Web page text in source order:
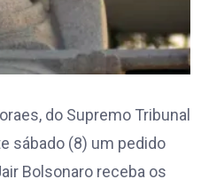
do Supremo Tribunal
sábado (8) um pedido
Bolsonaro receba os